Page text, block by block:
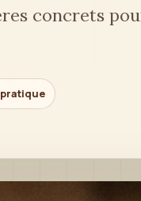
concrets